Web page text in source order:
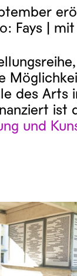
Fays |
des Arts
ist
und